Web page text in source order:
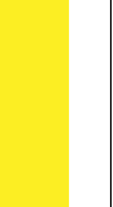
lagringsutrymme, vilket
och media. Dessutom
via ett microSD-kort,
utan att oroa dig för att
och en 8,0 MP
foton och videor.
tar bilder ger
bruk.
säkerställer att du har
Android 15 och 16,
vilket ger